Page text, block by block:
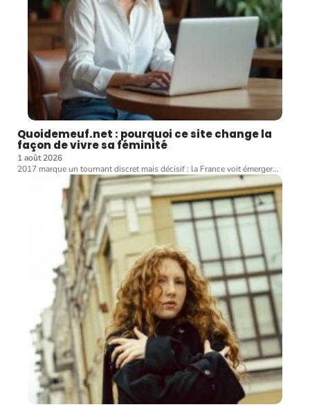
Quoidemeuf.net : pourquoi ce site change la
façon de vivre sa féminité
1 août 2026
2017 marque un tournant discret mais décisif : la France voit émerger…